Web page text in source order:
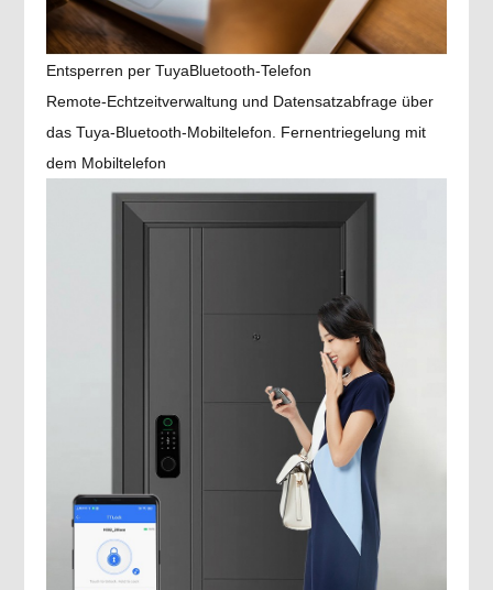
Entsperren per TuyaBluetooth-Telefon
Remote-Echtzeitverwaltung und Datensatzabfrage über
das Tuya-Bluetooth-Mobiltelefon. Fernentriegelung mit
dem Mobiltelefon